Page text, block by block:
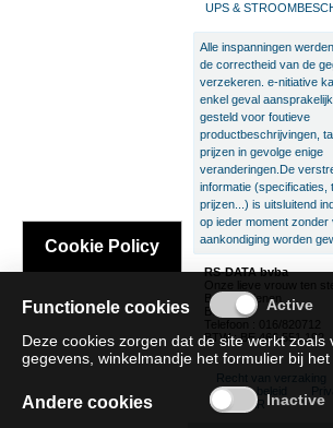
UPS &
Alle inspanningen
de correctheid van de
verzekeren. e-nitiative
enkel geval
gesteld voor foutieve
productbeschrijvingen,
prijzen in gevolge enige
veranderingen.De
informatie (specificaties,
prijzen...) is uitsluitend
op ieder moment zonder
aankondiging worden
RS-DATA bvba
Onze lieve vrouw ten
B-3300 Tienen
België
Telefoon : 016/820712
BTW : BE 466.551.192
Recht van verzaking
Cookie beleid
SAT/SAR
Cookie Policy
Functionele cookies
Deze cookies zorgen dat de site werkt
gegevens, winkelmandje het formulier bij
Andere cookies